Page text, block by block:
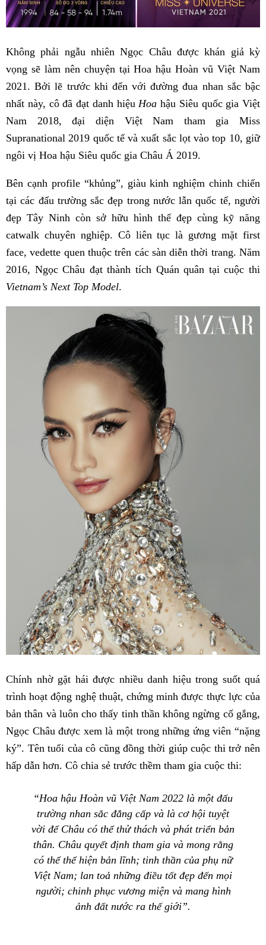
Không phải ngẫu nhiên Ngọc Châu được khán giả kỳ
vọng sẽ làm nên chuyện tại Hoa hậu Hoàn vũ Việt Nam
2021. Bởi lẽ trước khi đến với đường đua nhan sắc bậc
nhất này, cô đã đạt danh hiệu Hoa hậu Siêu quốc gia Việt
Nam 2018, đại diện Việt Nam tham gia Miss
Supranational 2019 quốc tế và xuất sắc lọt vào top 10, giữ
ngôi vị Hoa hậu Siêu quốc gia Châu Á 2019.
Bên cạnh profile “khủng”, giàu kinh nghiệm chinh chiến
tại các đấu trường sắc đẹp trong nước lẫn quốc tế, người
đẹp Tây Ninh còn sở hữu hình thể đẹp cùng kỹ năng
catwalk chuyên nghiệp. Cô liên tục là gương mặt first
face, vedette quen thuộc trên các sàn diễn thời trang. Năm
2016, Ngọc Châu đạt thành tích Quán quân tại cuộc thi
Vietnam’s Next Top Model.
Chính nhờ gặt hái được nhiều danh hiệu trong suốt quá
trình hoạt động nghệ thuật, chứng minh được thực lực của
bản thân và luôn cho thấy tinh thần không ngừng cố gắng,
Ngọc Châu được xem là một trong những ứng viên “nặng
ký”. Tên tuổi của cô cũng đồng thời giúp cuộc thi trở nên
hấp dẫn hơn. Cô chia sẻ trước thềm tham gia cuộc thi:
“Hoa hậu Hoàn vũ Việt Nam 2022 là một đấu
trường nhan sắc đẳng cấp và là cơ hội tuyệt
vời để Châu có thể thử thách và phát triển bản
thân. Châu quyết định tham gia và mong rằng
có thể thể hiện bản lĩnh; tinh thần của phụ nữ
Việt Nam; lan toả những điều tốt đẹp đến mọi
người; chinh phục vương miện và mang hình
ảnh đất nước ra thế giới”.